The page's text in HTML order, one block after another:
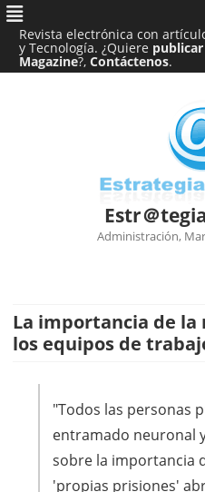
Revista electrónica con
y Tecnología. ¿Quiere
Magazine?, Contáctenos.
Estr＠
Administración,
La importancia de
los equipos de
"Todos las personas
entramado neuronal
sobre la importancia
'propias prisiones'